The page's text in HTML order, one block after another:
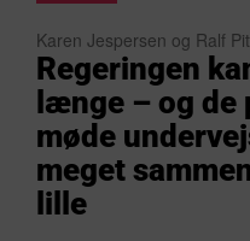
Karen Jespersen og Ralf
Regeringen
længe – og de
møde
meget
lille